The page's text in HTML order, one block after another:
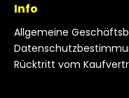
Info
Allgemeine
Rücktritt vom